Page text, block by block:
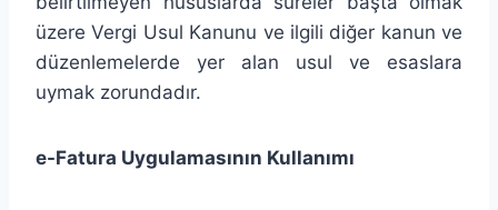
üzere Vergi Usul Kanunu ve ilgili diğer kanun ve
düzenlemelerde yer alan usul ve esaslara
uymak zorundadır.
e-Fatura Uygulamasının Kullanımı